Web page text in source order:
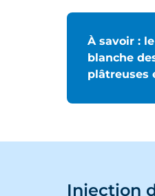
À savoir :
blanche
plâtreuses
Injection